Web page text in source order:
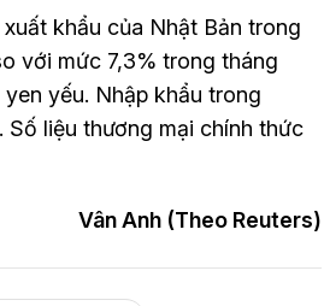
khẩu của Nhật Bản trong
với mức 7,3% trong tháng
yếu. Nhập khẩu trong
liệu thương mại chính thức
Vân Anh (Theo Reuters)